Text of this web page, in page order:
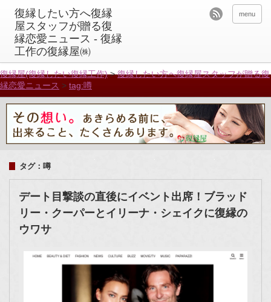
menu
復縁屋(復縁したい復縁工作)>復縁したい方へ復縁屋スタッフが贈る復
縁恋愛ニュース > tag:噂
タグ：噂
デート目撃談の直後にイベント出席！ブラッド
リー・クーパーとイリーナ・シェイクに復縁の
ウワサ